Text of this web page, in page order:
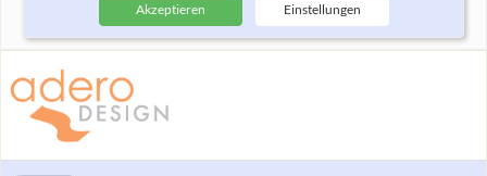
Akzeptieren Einstellungen